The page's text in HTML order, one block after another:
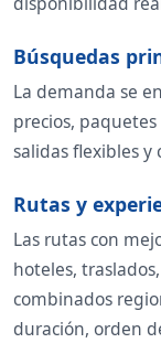
Búsquedas
La demanda se
precios,
salidas flexibles y
Rutas y
Las rutas con
hoteles,
combinados
duración, orden